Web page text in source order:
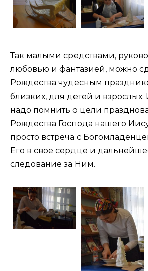
Так малыми средствами,
любовью и фантазией, можно
Рождества чудесным
близких, для детей и
надо помнить о цели
Рождества Господа нашего
просто встреча с
Его в свое сердце и
следование за Ним.